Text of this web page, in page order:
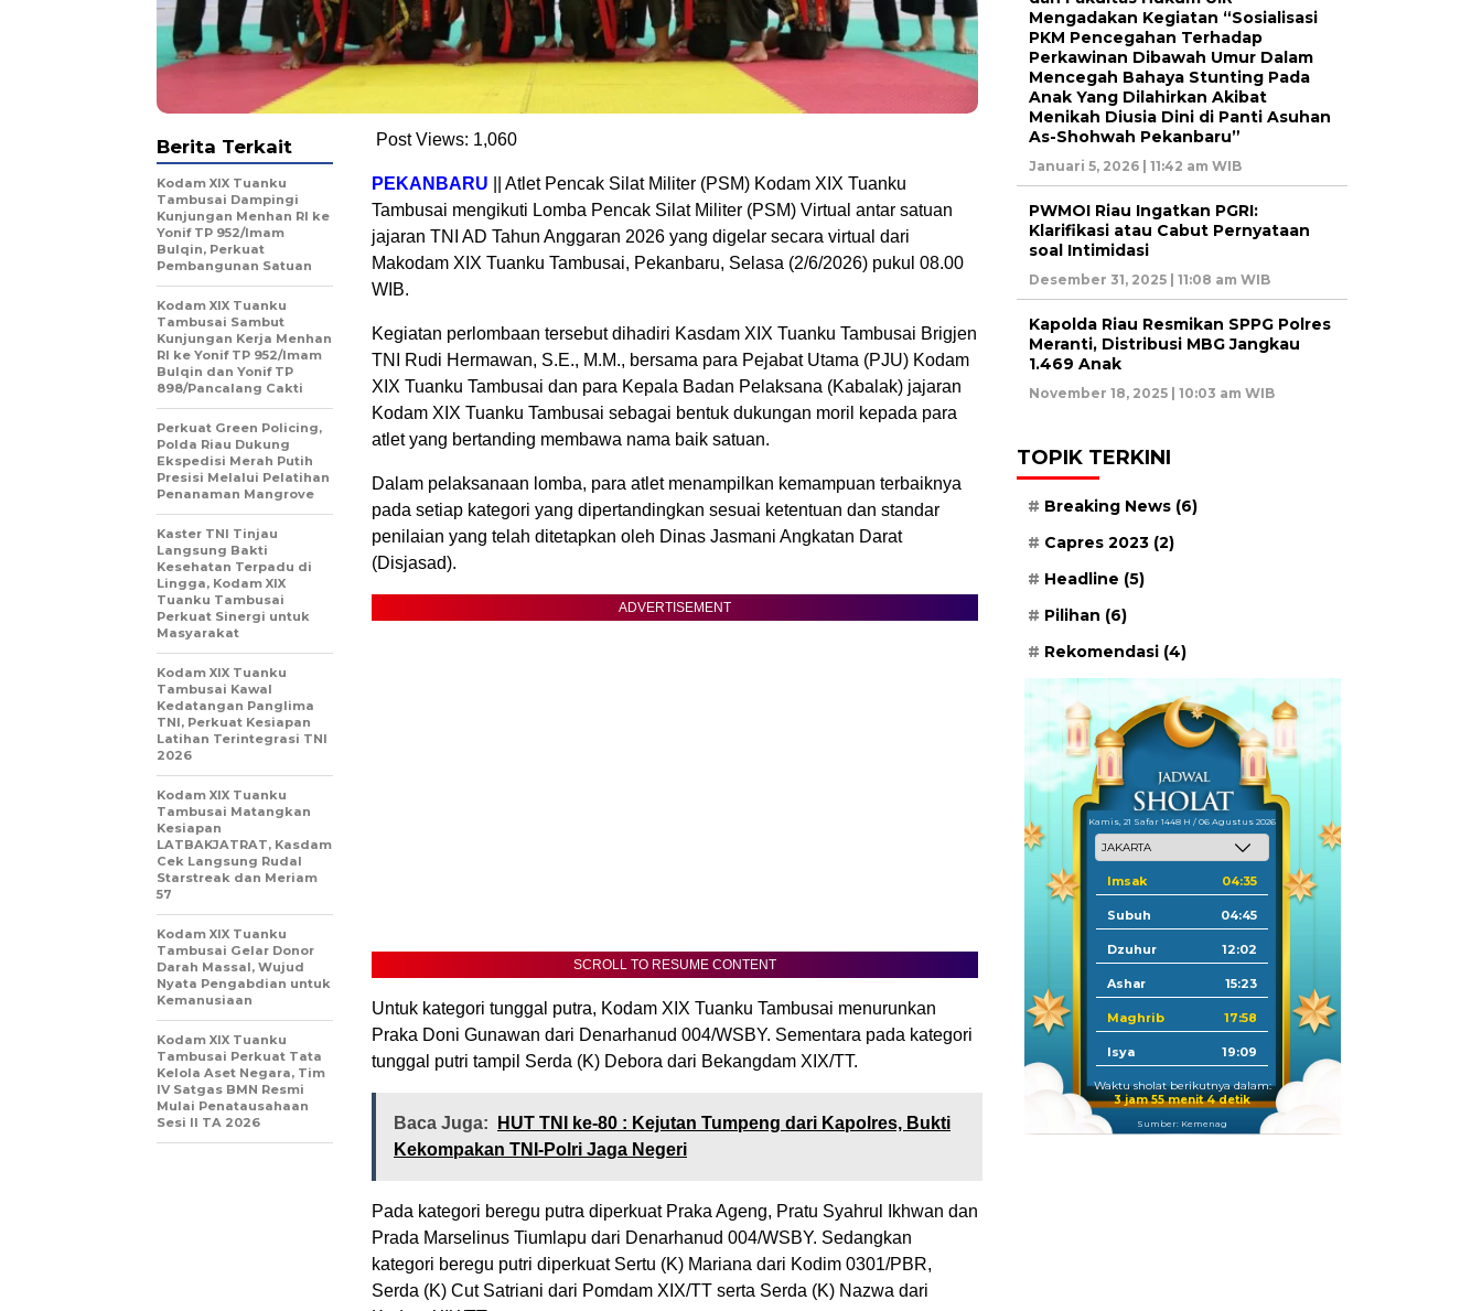
Post Views: 1,060
PEKANBARU || Atlet Pencak Silat Militer (PSM) Kodam XIX Tuanku
Tambusai mengikuti Lomba Pencak Silat Militer (PSM) Virtual antar satuan
jajaran TNI AD Tahun Anggaran 2026 yang digelar secara virtual dari
Makodam XIX Tuanku Tambusai, Pekanbaru, Selasa (2/6/2026) pukul 08.00
WIB.
Kegiatan perlombaan tersebut dihadiri Kasdam XIX Tuanku Tambusai Brigjen
TNI Rudi Hermawan, S.E., M.M., bersama para Pejabat Utama (PJU) Kodam
XIX Tuanku Tambusai dan para Kepala Badan Pelaksana (Kabalak) jajaran
Kodam XIX Tuanku Tambusai sebagai bentuk dukungan moril kepada para
atlet yang bertanding membawa nama baik satuan.
Dalam pelaksanaan lomba, para atlet menampilkan kemampuan terbaiknya
pada setiap kategori yang dipertandingkan sesuai ketentuan dan standar
penilaian yang telah ditetapkan oleh Dinas Jasmani Angkatan Darat
(Disjasad).
ADVERTISEMENT
SCROLL TO RESUME CONTENT
Untuk kategori tunggal putra, Kodam XIX Tuanku Tambusai menurunkan
Praka Doni Gunawan dari Denarhanud 004/WSBY. Sementara pada kategori
tunggal putri tampil Serda (K) Debora dari Bekangdam XIX/TT.
Baca Juga:
HUT TNI ke-80 : Kejutan Tumpeng dari Kapolres, Bukti
Kekompakan TNI-Polri Jaga Negeri
Pada kategori beregu putra diperkuat Praka Ageng, Pratu Syahrul Ikhwan dan
Prada Marselinus Tiumlapu dari Denarhanud 004/WSBY. Sedangkan
kategori beregu putri diperkuat Sertu (K) Mariana dari Kodim 0301/PBR,
Serda (K) Cut Satriani dari Pomdam XIX/TT serta Serda (K) Nazwa dari
Berita Terkait
Kodam XIX Tuanku
Tambusai Dampingi
Kunjungan Menhan RI ke
Yonif TP 952/Imam
Bulqin, Perkuat
Pembangunan Satuan
Kodam XIX Tuanku
Tambusai Sambut
Kunjungan Kerja Menhan
RI ke Yonif TP 952/Imam
Bulqin dan Yonif TP
898/Pancalang Cakti
Perkuat Green Policing,
Polda Riau Dukung
Ekspedisi Merah Putih
Presisi Melalui Pelatihan
Penanaman Mangrove
Kaster TNI Tinjau
Langsung Bakti
Kesehatan Terpadu di
Lingga, Kodam XIX
Tuanku Tambusai
Perkuat Sinergi untuk
Masyarakat
Kodam XIX Tuanku
Tambusai Kawal
Kedatangan Panglima
TNI, Perkuat Kesiapan
Latihan Terintegrasi TNI
2026
Kodam XIX Tuanku
Tambusai Matangkan
Kesiapan
LATBAKJATRAT, Kasdam
Cek Langsung Rudal
Starstreak dan Meriam
57
Kodam XIX Tuanku
Tambusai Gelar Donor
Darah Massal, Wujud
Nyata Pengabdian untuk
Kemanusiaan
Kodam XIX Tuanku
Tambusai Perkuat Tata
Kelola Aset Negara, Tim
IV Satgas BMN Resmi
Mulai Penatausahaan
Sesi II TA 2026
Mengadakan Kegiatan “Sosialisasi
PKM Pencegahan Terhadap
Perkawinan Dibawah Umur Dalam
Mencegah Bahaya Stunting Pada
Anak Yang Dilahirkan Akibat
Menikah Diusia Dini di Panti Asuhan
As-Shohwah Pekanbaru”
Januari 5, 2026 | 11:42 am WIB
PWMOI Riau Ingatkan PGRI:
Klarifikasi atau Cabut Pernyataan
soal Intimidasi
Desember 31, 2025 | 11:08 am WIB
Kapolda Riau Resmikan SPPG Polres
Meranti, Distribusi MBG Jangkau
1.469 Anak
November 18, 2025 | 10:03 am WIB
TOPIK TERKINI
Breaking News (6)
Capres 2023 (2)
Headline (5)
Pilihan (6)
Rekomendasi (4)
Kamis, 21 Safar 1448 H / 06 Agustus 2026
Imsak 04:35
Subuh 04:45
Dzuhur 12:02
Ashar 15:23
Maghrib 17:58
Isya 19:09
Waktu sholat berikutnya dalam:
3 jam 55 menit 3 detik
Sumber: Kemenag